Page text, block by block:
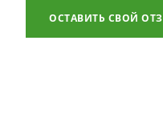
ОСТАВИТЬ СВОЙ